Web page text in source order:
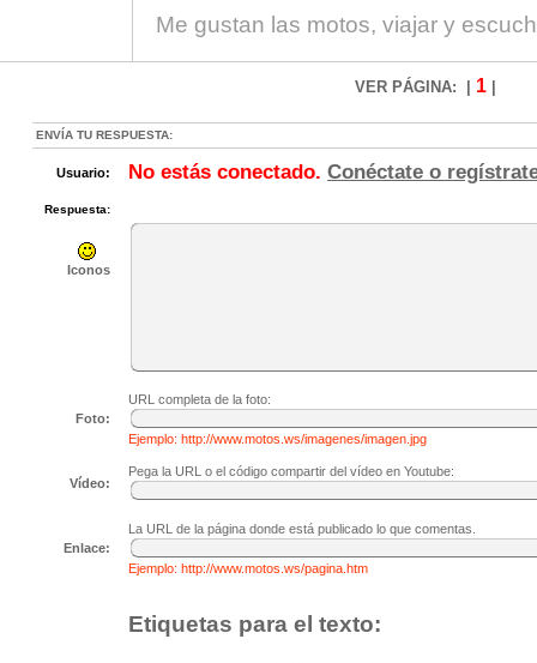
Me gustan las motos, viajar y
VER PÁGINA: | 1
ENVÍA TU RESPUESTA:
Usuario: No estás conectado. Conéctate o
Respuesta:
Iconos
Foto:
URL completa de la foto:
Ejemplo: http://www.motos.ws/imagenes/imagen.jpg
Vídeo:
Pega la URL o el código compartir del vídeo en Youtube:
Enlace:
La URL de la página donde está publicado lo que comentas.
Ejemplo: http://www.motos.ws/pagina.htm
Etiquetas para el texto: